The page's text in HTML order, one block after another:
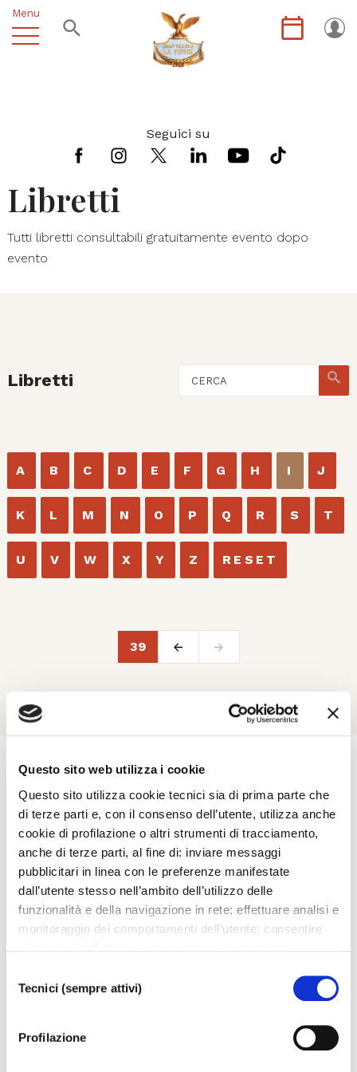
Questo sito web utilizza i cookie
Questo sito utilizza cookie tecnici sia di prima parte che
di terze parti e, con il consenso dell’utente, utilizza anche
cookie di profilazione o altri strumenti di tracciamento,
anche di terze parti, al fine di: inviare messaggi
pubblicitari in linea con le preferenze manifestate
dall’utente stesso nell’ambito dell’utilizzo delle
funzionalità e della navigazione in rete; effettuare analisi e
monitoraggio dei comportamenti dell’utente; consentire
TUTTI”, l’utente acconsente all’uso di tutti i cookie non
tecnici, inclusi quindi quelli di profilazione, analitici e
social. Il consenso è facoltativo e può essere revocato in
qualsiasi momento. Se l’utente desidera modificare le
delTecnici (sempre attivi)
Profilazione
Menu
Seguici su
Libretti
Tutti libretti consultabili gratuitamente evento dopo
evento
Libretti
A B C D E F G H I J
K L M N O P Q R S T
U V W X Y Z RESET
39
Esplora
Ti potrebbero interessare..